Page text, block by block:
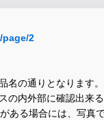
2
名の通りとなります。
内外部に確認出
る場合には、写